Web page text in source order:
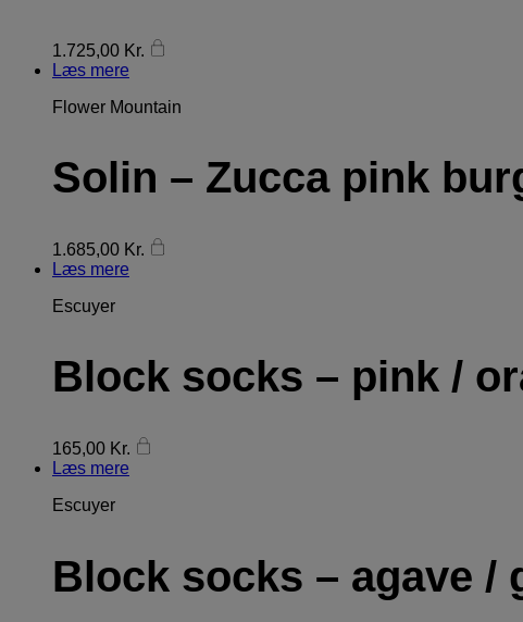
1.725,00 Kr.
Læs mere
Flower Mountain
Solin – Zucca pink
1.685,00 Kr.
Læs mere
Escuyer
Block socks – pink /
165,00 Kr.
Læs mere
Escuyer
Block socks – agave /